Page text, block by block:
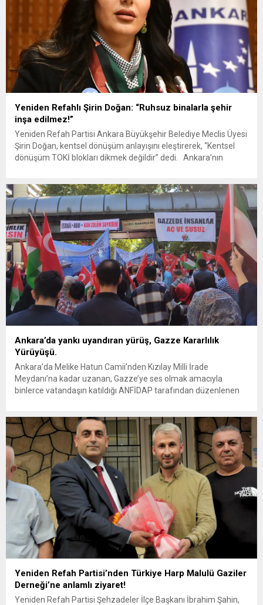
Yeniden Refahlı Şirin Doğan: “Ruhsuz binalarla şehir
inşa edilmez!”
Yeniden Refah Partisi Ankara Büyükşehir Belediye Meclis Üyesi
Şirin Doğan, kentsel dönüşüm anlayışını eleştirerek, “Kentsel
dönüşüm TOKİ blokları dikmek değildir” dedi. Ankara’nın
ruh katmadan bina dikmek, yorgun bir duvarın üstüne sıva
atmaktır” ifadeleriyle...
Ankara’da yankı uyandıran yürüş, Gazze Kararlılık
Yürüyüşü.
Ankara’da Melike Hatun Camii’nden Kızılay Milli İrade
Meydanı’na kadar uzanan, Gazze’ye ses olmak amacıyla
binlerce vatandaşın katıldığı ANFİDAP tarafından düzenlenen
destek olmak, Gazze’deki zulme dikkat çekmek, İsrail’in
saldırılarını protesto etmek ve toplumda Filistin bilincini canlı
tutmaktır....
Yeniden Refah Partisi’nden Türkiye Harp Malulü Gaziler
Derneği’ne anlamlı ziyaret!
Yeniden Refah Partisi Şehzadeler İlçe Başkanı İbrahim Şahin,